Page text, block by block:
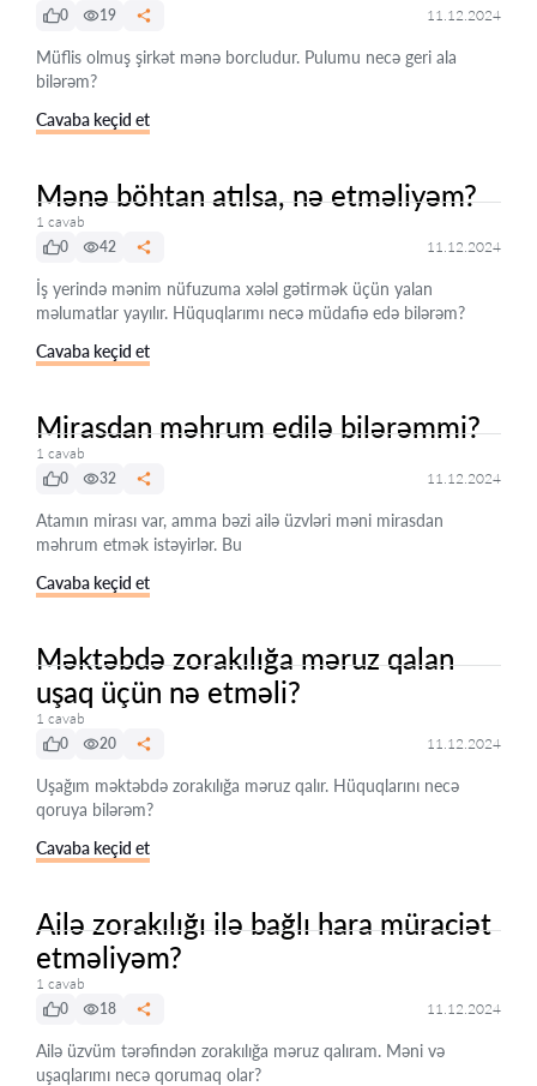
0
19 11.12.2024
Müflis olmuş şirkət mənə borcludur. Pulumu necə geri ala
bilərəm?
Cavaba keçid et
Mənə böhtan atılsa, nə etməliyəm?
1 cavab
0
42 11.12.2024
İş yerində mənim nüfuzuma xələl gətirmək üçün yalan
məlumatlar yayılır. Hüquqlarımı necə müdafiə edə bilərəm?
Cavaba keçid et
Mirasdan məhrum edilə bilərəmmi?
1 cavab
0
32 11.12.2024
Atamın mirası var, amma bəzi ailə üzvləri məni mirasdan
məhrum etmək istəyirlər. Bu
Cavaba keçid et
Məktəbdə zorakılığa məruz qalan
uşaq üçün nə etməli?
1 cavab
0
20 11.12.2024
Uşağım məktəbdə zorakılığa məruz qalır. Hüquqlarını necə
qoruya bilərəm?
Cavaba keçid et
Ailə zorakılığı ilə bağlı hara müraciət
etməliyəm?
1 cavab
0
18 11.12.2024
Ailə üzvüm tərəfindən zorakılığa məruz qalıram. Məni və
uşaqlarımı necə qorumaq olar?